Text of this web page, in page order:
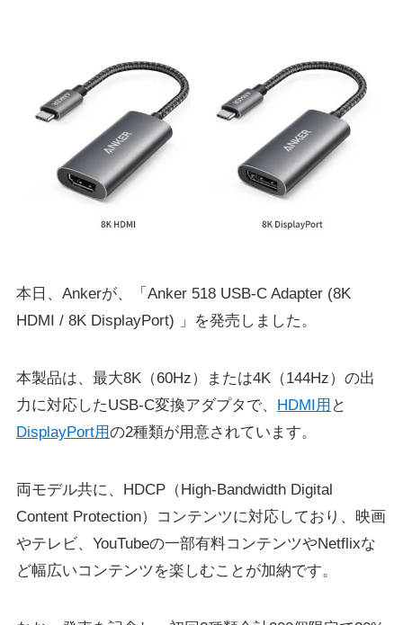
本日、Ankerが、「Anker 518 USB-C Adapter (8K
HDMI / 8K DisplayPort) 」を発売しました。
本製品は、最大8K（60Hz）または4K（144Hz）の出
力に対応したUSB-C変換アダプタで、
HDMI用 と
DisplayPort用の2種類が用意されています。
両モデル共に、HDCP（High-Bandwidth Digital
Content Protection）コンテンツに対応しており、映画
やテレビ、YouTubeの一部有料コンテンツやNetflixな
ど幅広いコンテンツを楽しむことが加納です。